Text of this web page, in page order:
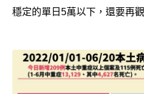
穩定的單日5萬以下，還要再觀